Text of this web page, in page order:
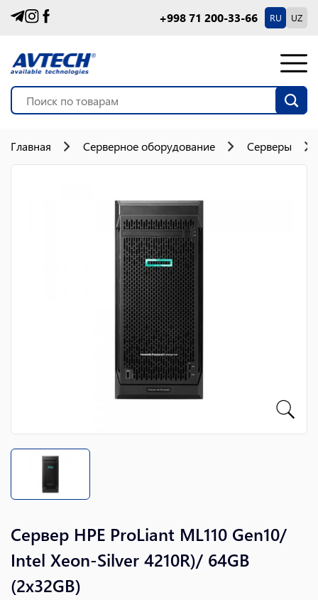
+998 71 200-33-66 RU UZ
Главная Серверное оборудование Серверы
Сервер HPE ProLiant ML110 Gen10/
Intel Xeon-Silver 4210R)/ 64GB
(2x32GB)